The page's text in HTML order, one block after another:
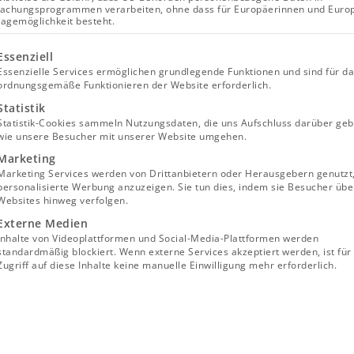
verarbeiten, ohne dass für Europäerinnen und
besteht.
eine Liste der Service-Gruppen, für die eine
Services ermöglichen grundlegende Funktionen und sind für
Funktionieren der Website erforderlich.
Cookies sammeln Nutzungsdaten, die uns Aufschluss darüber
unsere Besucher mit unserer Website umgehen.
Services werden von Drittanbietern oder Herausgebern
Werbung anzuzeigen. Sie tun dies, indem sie Besucher
hinweg verfolgen.
Medien
von Videoplattformen und Social-Media-Plattformen werden
blockiert. Wenn externe Services akzeptiert werden, ist für
auf diese Inhalte keine manuelle Einwilligung mehr erforderlich.